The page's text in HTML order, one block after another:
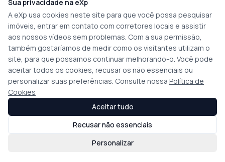
Sua privacidade na eXp
A eXp usa cookies neste site para que você possa pesquisar
imóveis, entrar em contato com corretores locais e assistir
aos nossos vídeos sem problemas. Com a sua permissão,
também gostaríamos de medir como os visitantes utilizam o
site, para que possamos continuar melhorando-o. Você pode
aceitar todos os cookies, recusar os não essenciais ou
personalizar suas preferências. Consulte nossa Política de
Cookies
Personalizar
Recusar não essenciais
Aceitar tudo